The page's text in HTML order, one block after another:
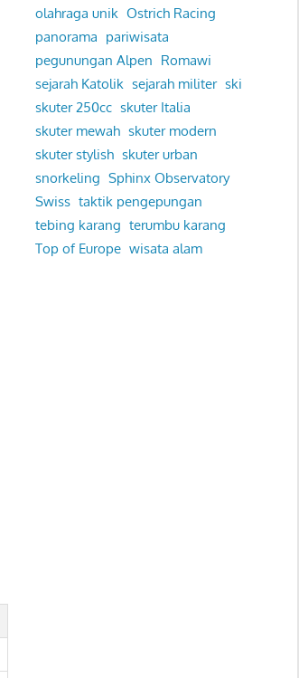
olahraga unik Ostrich Racing
panorama pariwisata
pegunungan Alpen Romawi
sejarah Katolik sejarah militer ski
skuter 250cc skuter Italia
skuter mewah skuter modern
skuter stylish skuter urban
snorkeling Sphinx Observatory
Swiss taktik pengepungan
tebing karang terumbu karang
Top of Europe wisata alam